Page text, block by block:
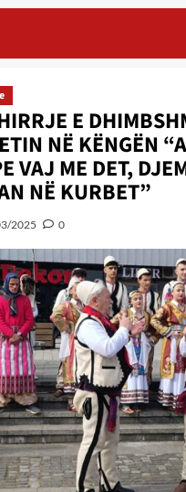
E
NË KËNGËN
VAJ ME DET,
NË KURBET”
2025 0